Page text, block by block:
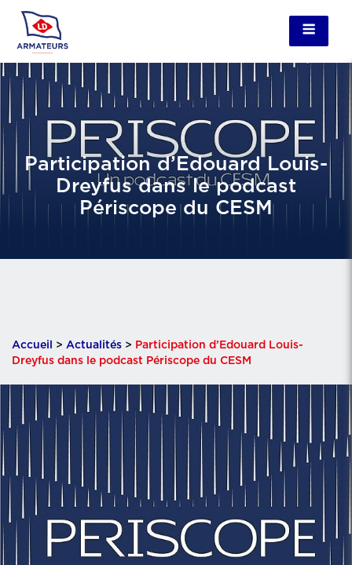
Participation d’Edouard Louis-
Dreyfus dans le podcast
Périscope du CESM
Accueil > Actualités > Participation d’Edouard Louis-
Dreyfus dans le podcast Périscope du CESM